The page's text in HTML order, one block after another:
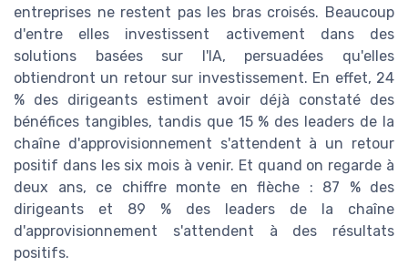
entreprises ne restent pas les bras croisés. Beaucoup
d'entre elles investissent activement dans des
solutions basées sur l'IA, persuadées qu'elles
obtiendront un retour sur investissement. En effet, 24
% des dirigeants estiment avoir déjà constaté des
bénéfices tangibles, tandis que 15 % des leaders de la
chaîne d'approvisionnement s'attendent à un retour
positif dans les six mois à venir. Et quand on regarde à
deux ans, ce chiffre monte en flèche : 87 % des
dirigeants et 89 % des leaders de la chaîne
d'approvisionnement s'attendent à des résultats
positifs.